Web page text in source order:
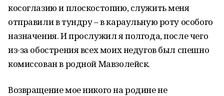
косоглазию и плоскостопию, служить меня
отправили в тундру – в караульную роту особого
назначения. И прослужил я полгода, после чего
из-за обострения всех моих недугов был спешно
комиссован в родной Мавзолейск.
Возвращение мое никого на родине не